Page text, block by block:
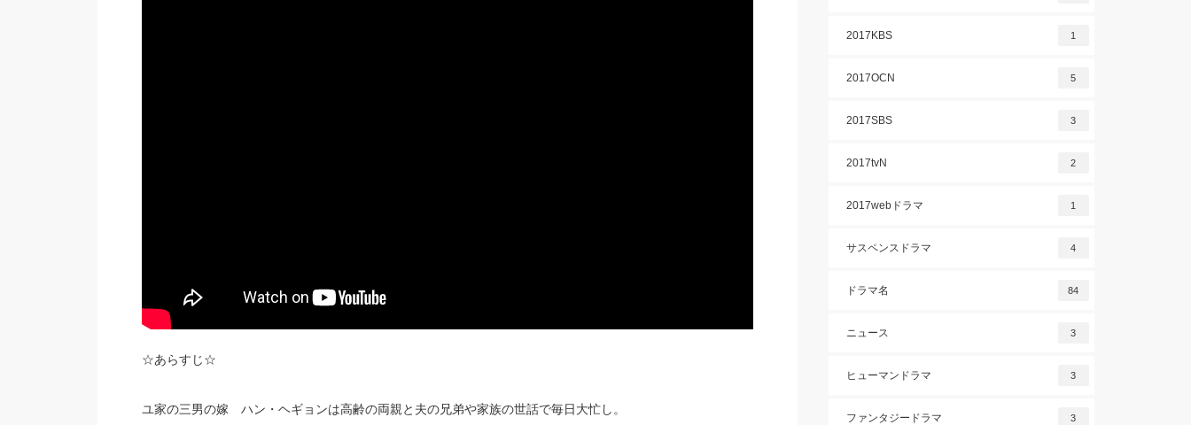
☆あらすじ☆
ユ家の三男の嫁 ハン・ヘギョンは高齢の両親と夫の兄弟や家族の世話で毎日大忙し。
2017KBS 1
2017OCN 5
2017SBS 3
2017tvN 2
2017webドラマ 1
サスペンスドラマ 4
ドラマ名 84
ニュース 3
ヒューマンドラマ 3
ファンタジードラマ 3